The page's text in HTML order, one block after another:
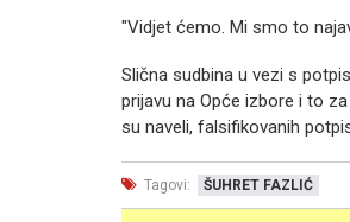
"Vidjet ćemo. Mi smo to
Slična sudbina u vezi s
prijavu na Opće izbore i to
su naveli, falsifikovanih
Tagovi: ŠUHRET FAZLIĆ